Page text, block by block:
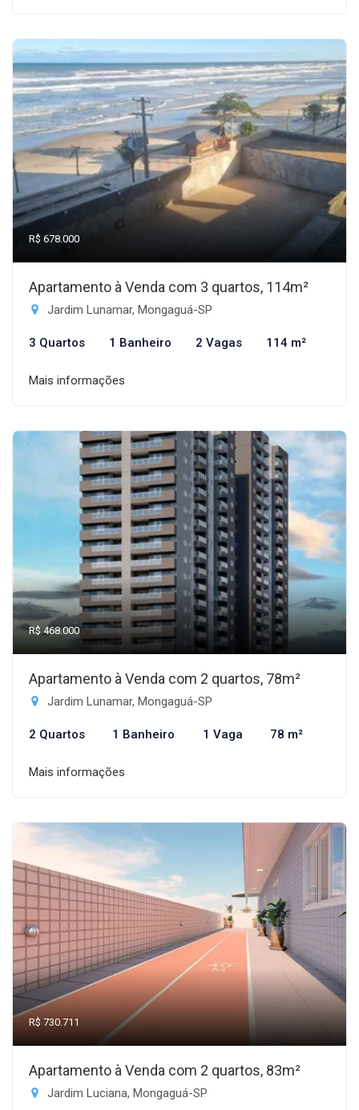
R$ 678.000
Apartamento à Venda com 3 quartos, 114m²
Jardim Lunamar, Mongaguá-SP
3 Quartos 1 Banheiro 2 Vagas 114 m²
Mais informações
R$ 468.000
Apartamento à Venda com 2 quartos, 78m²
Jardim Lunamar, Mongaguá-SP
2 Quartos 1 Banheiro 1 Vaga 78 m²
Mais informações
R$ 730.711
Apartamento à Venda com 2 quartos, 83m²
Jardim Luciana, Mongaguá-SP